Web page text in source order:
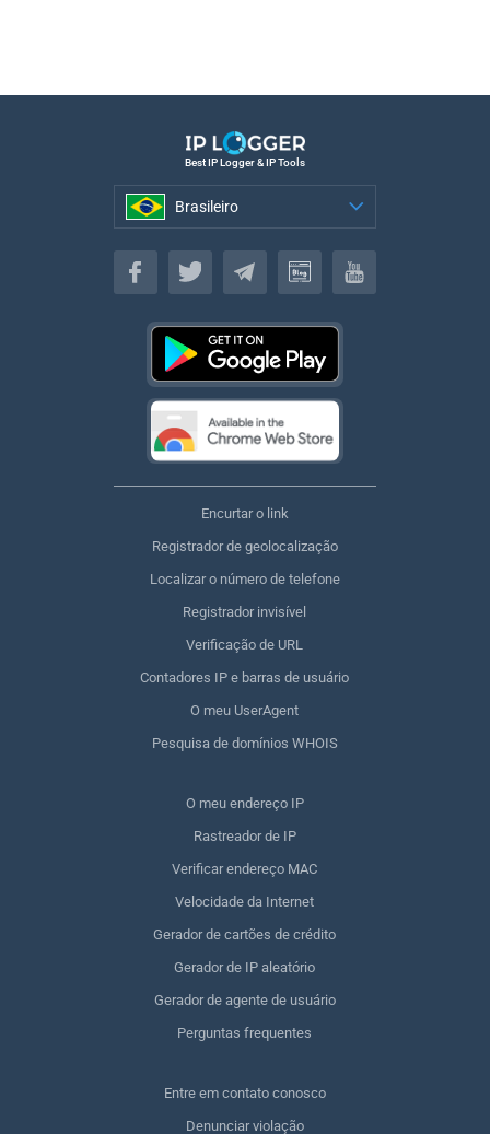
Best IP Logger & IP Tools
Brasileiro
Brasileiro
Encurtar o link
Registrador de geolocalização
Localizar o número de telefone
Registrador invisível
Verificação de URL
Contadores IP e barras de usuário
O meu UserAgent
Pesquisa de domínios WHOIS
O meu endereço IP
Rastreador de IP
Verificar endereço MAC
Velocidade da Internet
Gerador de cartões de crédito
Gerador de IP aleatório
Gerador de agente de usuário
Perguntas frequentes
Entre em contato conosco
Denunciar violação